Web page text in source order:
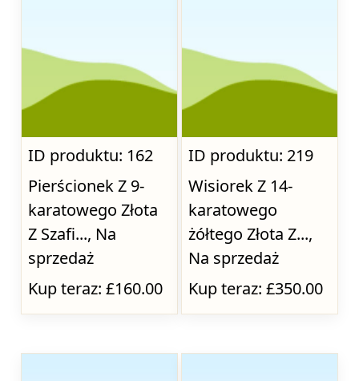
ID produktu: 162
Pierścionek Z 9-
karatowego Złota
Z Szafi..., Na
sprzedaż
Kup teraz: £160.00
ID produktu: 219
Wisiorek Z 14-
karatowego
żółtego Złota Z...,
Na sprzedaż
Kup teraz: £350.00